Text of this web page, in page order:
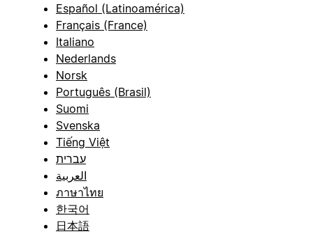
Español (Latinoamérica)
Français (France)
Italiano
Nederlands
Norsk
Português (Brasil)
Suomi
Svenska
Tiếng Việt
עברית
العربية
ภาษาไทย
한국어
日本語